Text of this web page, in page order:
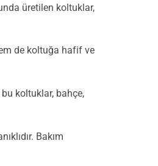
üretilen koltuklar,
de koltuğa hafif ve
koltuklar, bahçe,
Bakım